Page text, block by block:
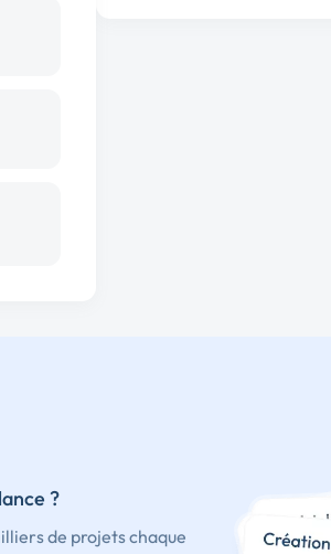
?
de projets chaque